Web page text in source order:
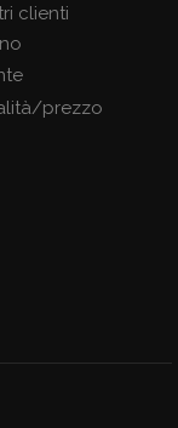
clienti
prezzo